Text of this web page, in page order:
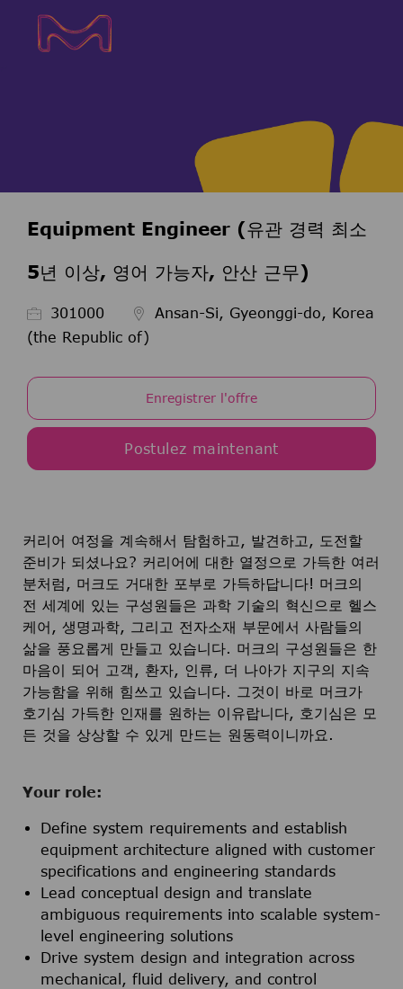
Equipment Engineer (유관 경력 최소
5년 이상, 영어 가능자, 안산 근무)
ID de l’emploi
301000
Ansan-Si, Gyeonggi-do, Korea
(the Republic of)
Enregistrer l'offre
Postulez maintenant
커리어 여정을 계속해서 탐험하고, 발견하고, 도전할
준비가 되셨나요? 커리어에 대한 열정으로 가득한 여러
분처럼, 머크도 거대한 포부로 가득하답니다! 머크의
전 세계에 있는 구성원들은 과학 기술의 혁신으로 헬스
케어, 생명과학, 그리고 전자소재 부문에서 사람들의
삶을 풍요롭게 만들고 있습니다. 머크의 구성원들은 한
마음이 되어 고객, 환자, 인류, 더 나아가 지구의 지속
가능함을 위해 힘쓰고 있습니다. 그것이 바로 머크가
호기심 가득한 인재를 원하는 이유랍니다, 호기심은 모
든 것을 상상할 수 있게 만드는 원동력이니까요.
Your role:
Define system requirements and establish
equipment architecture aligned with customer
specifications and engineering standards
Lead conceptual design and translate
ambiguous requirements into scalable system-
level engineering solutions
Drive system design and integration across
mechanical, fluid delivery, and control